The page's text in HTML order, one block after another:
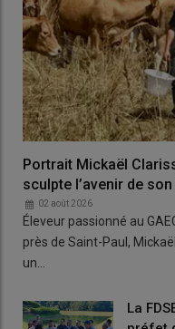
Portrait Mickaël
sculpte l’avenir de
02 août 2026
Éleveur passionné au
près de Saint-Paul,
un…
La